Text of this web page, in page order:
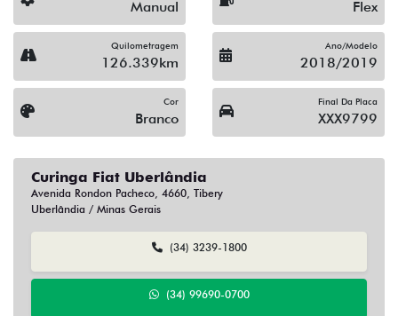
Manual Flex
Quilometragem
126.339km
Ano/Modelo
2018/2019
Cor
Branco
Final Da Placa
XXX9799
Curinga Fiat Uberlândia
Avenida Rondon Pacheco, 4660, Tibery
Uberlândia / Minas Gerais
(34) 3239-1800
(34) 99690-0700